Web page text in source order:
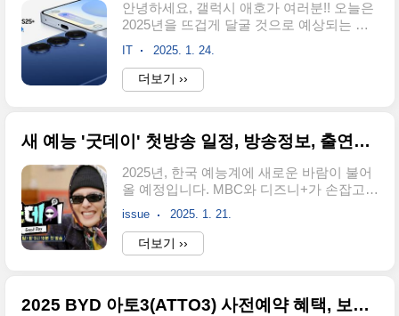
인 예고 영상보기 히트맨 2 기본정보개봉 :
2025년 1월 22일 장르 : 액션, 코미디 감독 :
최원섭 출연 : 권상우, 정준호, 이이경, 황우
안녕하세요, 갤럭시 애호가 여러분!! 오늘은
2025년을 뜨겁게 달굴 것으로 예상되는 삼
성전자의 차세대 플래그십 스마트폰, 갤럭
시 S25 시리즈에 대해 알아보겠습니다. 사
전예약 혜택, 기간 등을 정리했으니 함께 보
시죠! 사전예약 정보 및 출시일갤럭시 언팩
2월 7일 인공지능(AI) 기능을 대폭 강화한
시리즈'를 22일 공개했습니다. 사전예약은 1
월 24일부터 다음 달 3일까지 진행되는데요.
사전예약 시 어떤 혜택들이 있는지 알아보
겠습니다. 갤럭시S25/S25+ 사전예약 바로
가기 갤럭시S25울트라 사전예약 바로가
IT 2025. 1. 24.
더보기 ››
새 예능 '굿데이' 첫방송 일정, 방송정보, 출연진 (지드래곤, 정형돈, 김태호PD)
2025년, 한국 예능계에 새로운 바람이 불어
올 예정입니다. MBC와 디즈니+가 손잡고
선보이는 신개념 음악 예능 '굿데이(Good
그램은 K-pop의 아이콘 지드래곤(GD)이 중
심이 되어, 다양한 분야의 인물들과 함께 '올
방송은 2월 16일 일요일로 예정되어 있습니
issue 2025. 1. 21.
더보기 ››
2025 BYD 아토3(ATTO3) 사전예약 혜택, 보조금, 디자인, 가격 및 제원